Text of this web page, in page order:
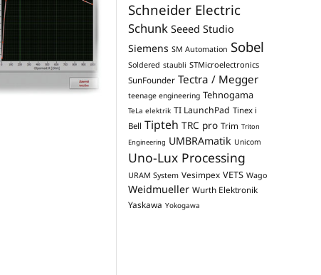
Schneider Electric
Schunk Seeed Studio
Siemens SM Automation Sobel
Soldered staubli STMicroelectronics
SunFounder Tectra / Megger
teenage engineering Tehnogama
TeLa elektrik TI LaunchPad Tinex i
Bell Tipteh TRC pro Trim Triton
Engineering UMBRAmatik Unicom
Uno-Lux Processing
URAM System Vesimpex VETS Wago
Weidmueller Wurth Elektronik
Yaskawa Yokogawa